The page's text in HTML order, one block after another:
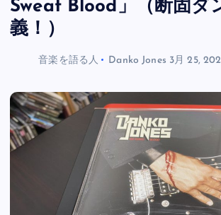
Sweat Blood」（断固ダ
義！）
音楽を語る人 Danko Jones 3月 25,